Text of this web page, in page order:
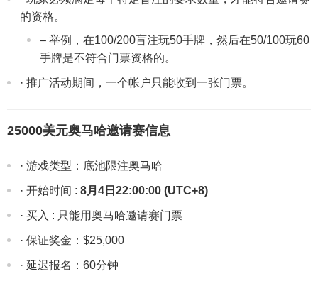
的资格。
– 举例，在100/200盲注玩50手牌，然后在50/100玩60
手牌是不符合门票资格的。
· 推广活动期间，一个帐户只能收到一张门票。
25000美元奥马哈邀请赛信息
· 游戏类型：底池限注奥马哈
· 开始时间 : 8月4日22:00:00 (UTC+8)
· 买入 : 只能用奥马哈邀请赛门票
· 保证奖金：$25,000
· 延迟报名：60分钟